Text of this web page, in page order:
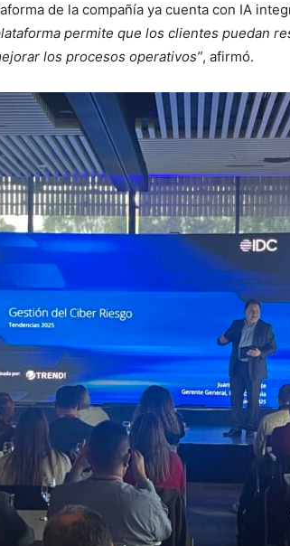
de la compañía ya cuenta con IA
permite que los clientes puedan
los procesos operativos”, afirmó.